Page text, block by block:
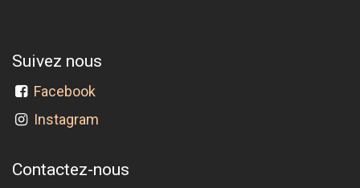
Suivez nous
Facebook
Instagram
Contactez-nous